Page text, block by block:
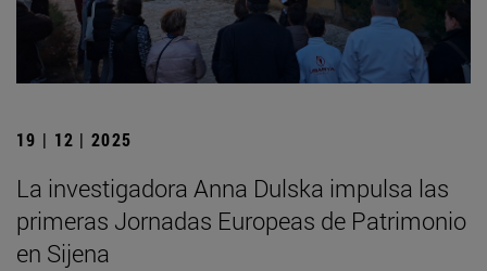
19 | 12 | 2025
La investigadora Anna Dulska impulsa las
primeras Jornadas Europeas de Patrimonio
en Sijena